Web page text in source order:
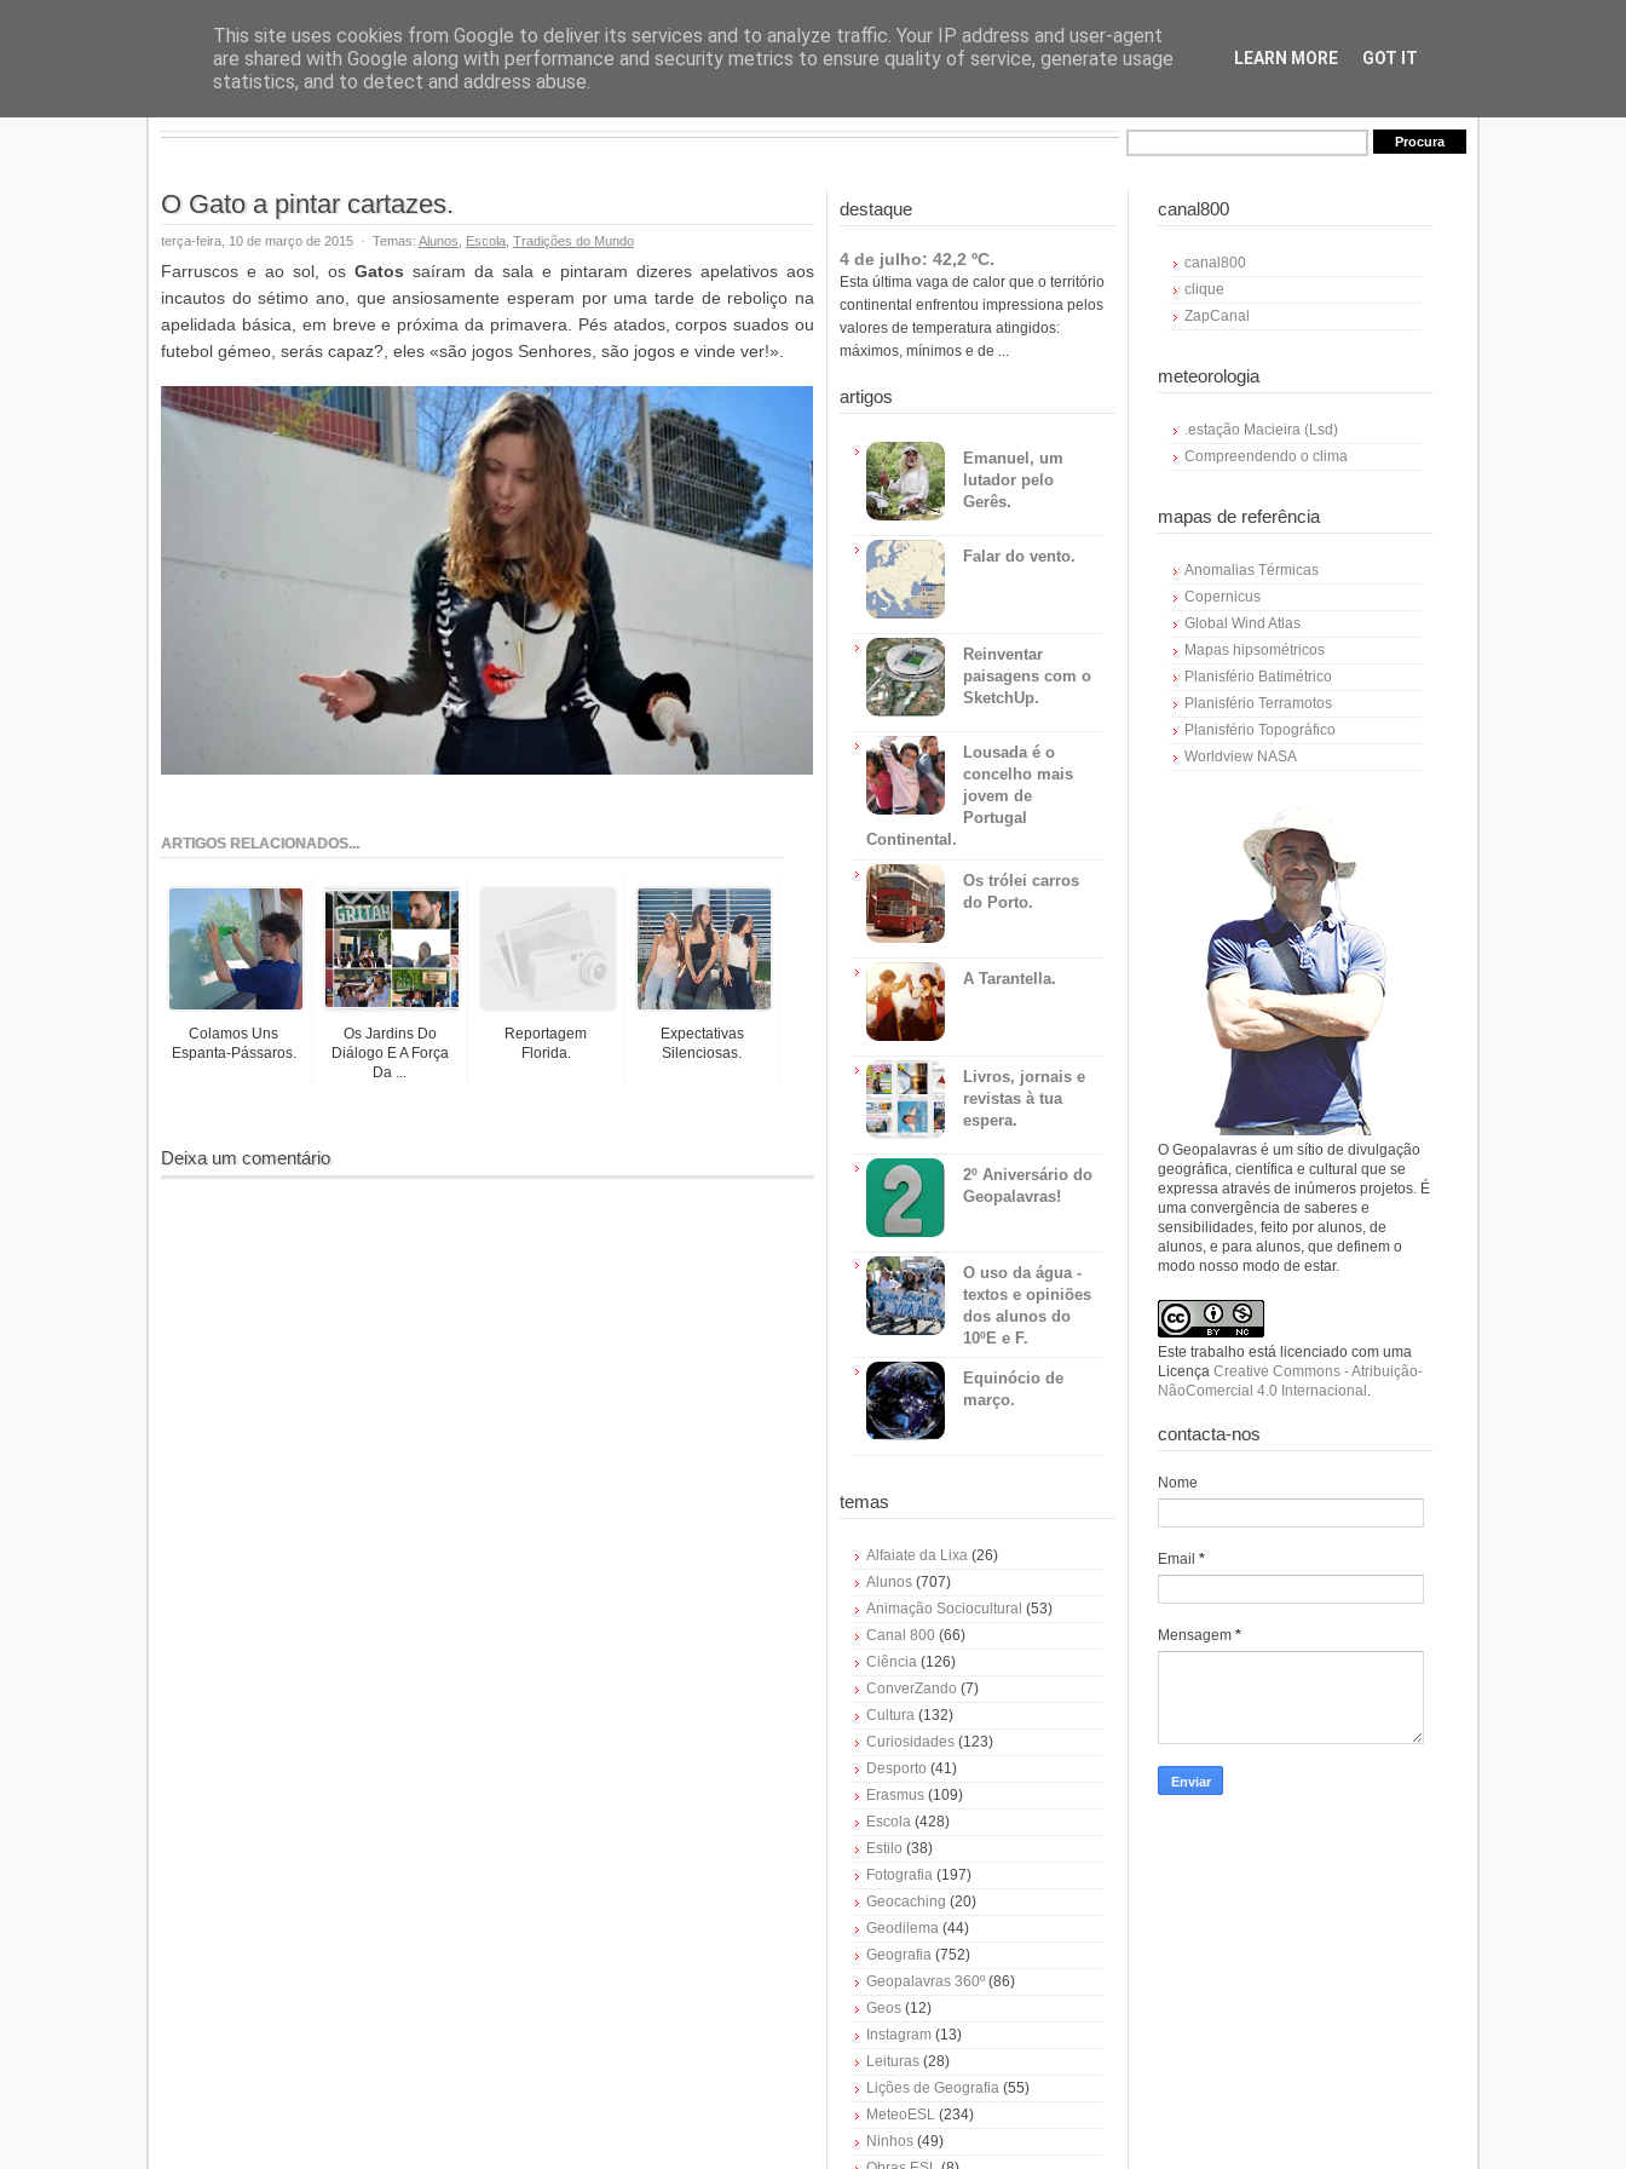
Geopalavras
O Gato a pintar cartazes.
terça-feira, 10 de março de 2015 · Temas: Alunos Escola Tradições do Mundo
Farruscos e ao sol, os Gatos saíram da sala e pintaram dizeres apelativos aos
incautos do sétimo ano, que ansiosamente esperam por uma tarde de reboliço na
apelidada básica, em breve e próxima da primavera. Pés atados, corpos suados ou
futebol gémeo, serás capaz?, eles «são jogos Senhores, são jogos e vinde ver!».
ARTIGOS RELACIONADOS...
Colamos Uns
Espanta-Pássaros.
Os Jardins Do
Diálogo E A Força
Da ...
Reportagem
Florida.
Expectativas
Silenciosas.
Deixa um comentário
destaque
4 de julho: 42,2 ºC.
Esta última vaga de calor que o território
continental enfrentou impressiona pelos
valores de temperatura atingidos:
máximos, mínimos e de ...
artigos
Emanuel, um
lutador pelo
Gerês.
Falar do vento.
Reinventar
paisagens com o
SketchUp.
Lousada é o
concelho mais
jovem de
Portugal
Continental.
Os trólei carros
do Porto.
A Tarantella.
Livros, jornais e
revistas à tua
espera.
2º Aniversário do
Geopalavras!
O uso da água -
textos e opiniões
dos alunos do
10ºE e F.
Equinócio de
março.
temas
Alfaiate da Lixa (26)
Alunos (707)
Animação Sociocultural (53)
Canal 800 (66)
Ciência (126)
ConverZando (7)
Cultura (132)
Curiosidades (123)
Desporto (41)
Erasmus (109)
Escola (428)
Estilo (38)
Fotografia (197)
Geocaching (20)
Geodilema (44)
Geografia (752)
Geopalavras 360º (86)
Geos (12)
Instagram (13)
Leituras (28)
Lições de Geografia (55)
MeteoESL (234)
Ninhos (49)
canal800
canal800
clique
ZapCanal
meteorologia
.estação Macieira (Lsd)
Compreendendo o clima
mapas de referência
Anomalias Térmicas
Copernicus
Global Wind Atlas
Mapas hipsométricos
Planisfério Batimétrico
Planisfério Terramotos
Planisfério Topográfico
Worldview NASA
O Geopalavras é um sítio de divulgação
geográfica, científica e cultural que se
expressa através de inúmeros projetos. É
uma convergência de saberes e
sensibilidades, feito por alunos, de
alunos, e para alunos, que definem o
modo nosso modo de estar.
Este trabalho está licenciado com uma
Licença Creative Commons - Atribuição-
NãoComercial 4.0 Internacional .
contacta-nos
Nome
Email *
Mensagem *
This site uses cookies from Google to deliver its services and to analyze traffic. Your IP address and user-agent
are shared with Google along with performance and security metrics to ensure quality of service, generate usage
statistics, and to detect and address abuse.
LEARN MORE GOT IT